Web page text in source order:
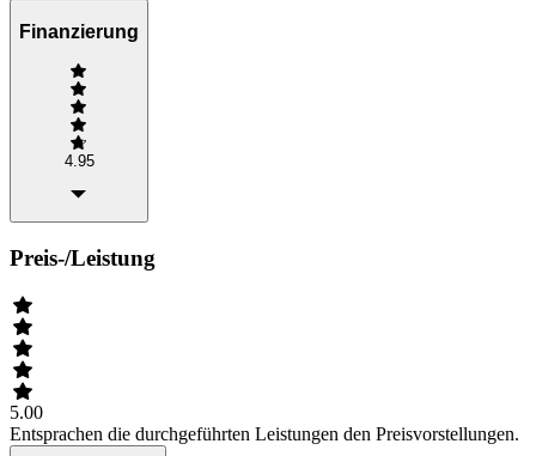
Finanzierung
4.95
Preis-/Leistung
5.00
Entsprachen die durchgeführten Leistungen den Preisvorstellungen.